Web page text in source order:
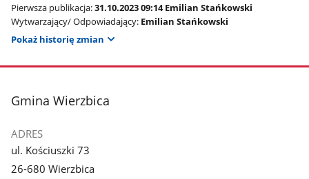
Pierwsza publikacja:31.10.2023 09:14 Emilian Stańkowski
Wytwarzający/ Odpowiadający: Emilian Stańkowski
Pokaż historię zmian
stopka
Gmina Wierzbica
ADRES
ul. Kościuszki 73
26-680 Wierzbica